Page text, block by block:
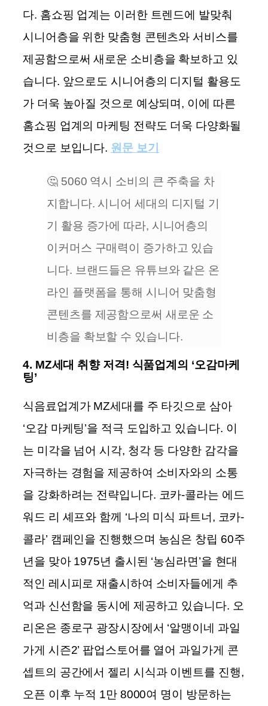
다. 홈쇼핑 업계는 이러한 트렌드에 발맞춰
시니어층을 위한 맞춤형 콘텐츠와 서비스를
제공함으로써 새로운 소비층을 확보하고 있
습니다. 앞으로도 시니어층의 디지털 활용도
가 더욱 높아질 것으로 예상되며, 이에 따른
홈쇼핑 업계의 마케팅 전략도 더욱 다양화될
것으로 보입니다. 원문 보기
🤔 5060 역시 소비의 큰 주축을 차
지합니다. 시니어 세대의 디지털 기
기 활용 증가에 따라, 시니어층의
이커머스 구매력이 증가하고 있습
니다. 브랜드들은 유튜브와 같은 온
라인 플랫폼을 통해 시니어 맞춤형
콘텐츠를 제공함으로써 새로운 소
비층을 확보할 수 있습니다.
4. MZ세대 취향 저격! 식품업계의 ‘오감마케
팅’
식음료업계가 MZ세대를 주 타깃으로 삼아
‘오감 마케팅’을 적극 도입하고 있습니다. 이
는 미각을 넘어 시각, 청각 등 다양한 감각을
자극하는 경험을 제공하여 소비자와의 소통
을 강화하려는 전략입니다. 코카-콜라는 에드
워드 리 셰프와 함께 ‘나의 미식 파트너, 코카-
콜라’ 캠페인을 진행했으며 농심은 창립 60주
년을 맞아 1975년 출시된 ‘농심라면’을 현대
적인 레시피로 재출시하여 소비자들에게 추
억과 신선함을 동시에 제공하고 있습니다. 오
리온은 종로구 광장시장에서 ‘알맹이네 과일
가게 시즌2’ 팝업스토어를 열어 과일가게 콘
셉트의 공간에서 젤리 시식과 이벤트를 진행,
오픈 이후 누적 1만 8000여 명이 방문하는